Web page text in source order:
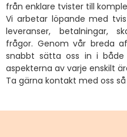
från enklare tvister till
Vi arbetar löpande med
leveranser, betalningar,
frågor. Genom vår breda
snabbt sätta oss in i både
aspekterna av varje enskilt
Ta gärna kontakt med oss